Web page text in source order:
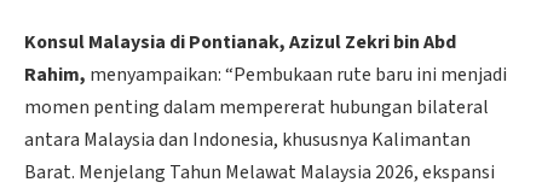
Konsul Malaysia di Pontianak, Azizul Zekri bin Abd
Rahim, menyampaikan: “Pembukaan rute baru ini menjadi
momen penting dalam mempererat hubungan bilateral
antara Malaysia dan Indonesia, khususnya Kalimantan
Barat. Menjelang Tahun Melawat Malaysia 2026, ekspansi